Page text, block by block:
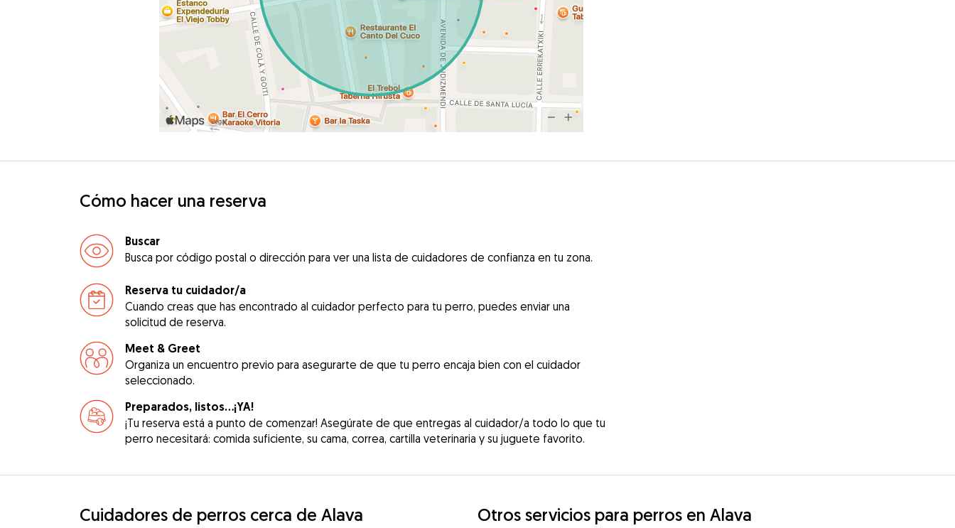
Cómo hacer una reserva
Buscar
Busca por código postal o dirección para ver una lista de cuidadores de confianza en tu zona.
Reserva tu cuidador/a
Cuando creas que has encontrado al cuidador perfecto para tu perro, puedes enviar una
solicitud de reserva.
Meet & Greet
Organiza un encuentro previo para asegurarte de que tu perro encaja bien con el cuidador
seleccionado.
Preparados, listos...¡YA!
¡Tu reserva está a punto de comenzar! Asegúrate de que entregas al cuidador/a todo lo que tu
perro necesitará: comida suficiente, su cama, correa, cartilla veterinaria y su juguete favorito.
Cuidadores de perros cerca de Alava Otros servicios para perros en Alava